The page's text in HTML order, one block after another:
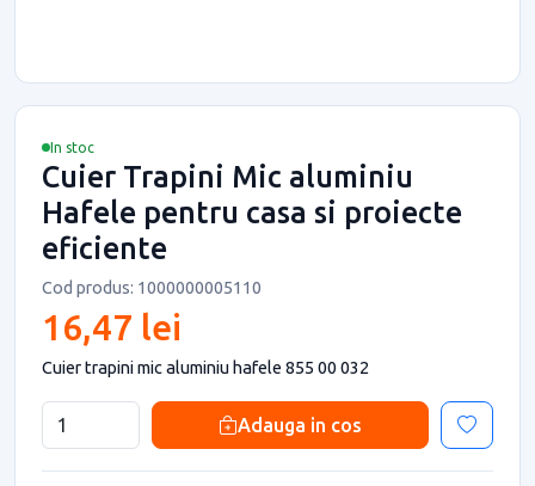
In stoc
Cuier Trapini Mic aluminiu
Hafele pentru casa si proiecte
eficiente
Cod produs: 1000000005110
16,47 lei
Cuier trapini mic aluminiu hafele 855 00 032
Adauga in cos